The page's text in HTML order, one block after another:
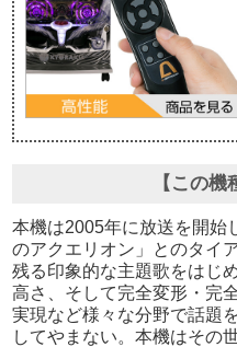
【この機
本機は2005年に放送を開始
のアクエリオン」とのタイ
残る印象的な主題歌をはじ
高さ、そして完全変形・完
実現など様々な分野で話題
してやまない。本機はその